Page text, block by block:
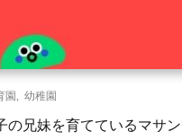
園 幼稚園
の兄妹を育てているマサ